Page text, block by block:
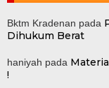
Bktm Kradenan pada
Dihukum Berat
haniyah pada
!